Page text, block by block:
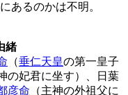
あるのかは不明。
緒
（垂仁天皇の第一皇子
の妃君に坐す）、日葉
彦命 （主神の外祖父に